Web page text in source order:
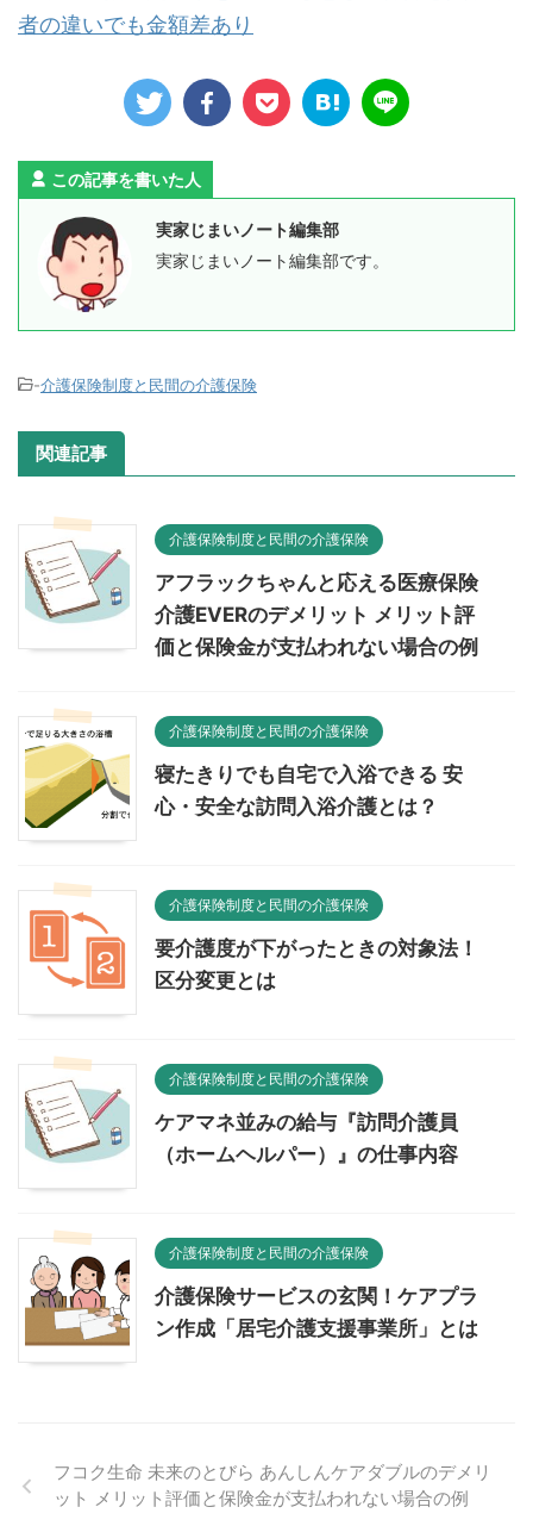
者の違いでも金額差あり
この記事を書いた人
実家じまいノート編集部
実家じまいノート編集部です。
-介護保険制度と民間の介護保険
関連記事
介護保険制度と民間の介護保険
アフラックちゃんと応える医療保険
介護EVERのデメリット メリット評
価と保険金が支払われない場合の例
介護保険制度と民間の介護保険
寝たきりでも自宅で入浴できる 安
心・安全な訪問入浴介護とは？
介護保険制度と民間の介護保険
要介護度が下がったときの対象法！
区分変更とは
介護保険制度と民間の介護保険
ケアマネ並みの給与『訪問介護員
（ホームヘルパー）』の仕事内容
介護保険制度と民間の介護保険
介護保険サービスの玄関！ケアプラ
ン作成「居宅介護支援事業所」とは
フコク生命 未来のとびら あんしんケアダブルのデメリ
ット メリット評価と保険金が支払われない場合の例